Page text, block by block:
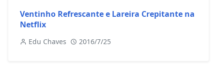
Ventinho Refrescante e Lareira Crepitante na
Netflix
Edu Chaves 2016/7/25